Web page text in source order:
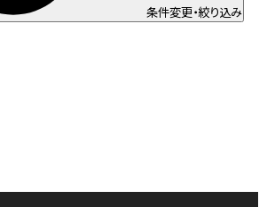
条件変更・絞り込み